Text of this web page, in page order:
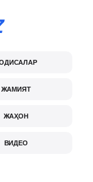
ЖАМИЯТ
ЖАҲОН
ВИДЕО